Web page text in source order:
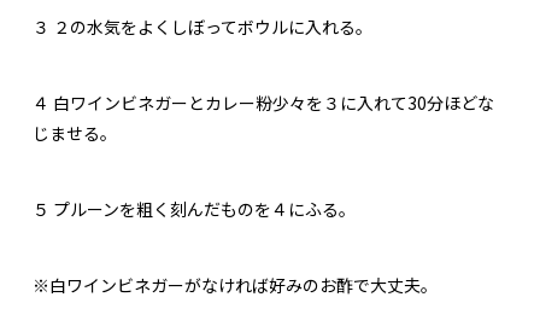
３ ２の水気をよくしぼってボウルに入れる。
４ 白ワインビネガーとカレー粉少々を３に入れて30分ほどな
じませる。
５ プルーンを粗く刻んだものを４にふる。
※白ワインビネガーがなければ好みのお酢で大丈夫。